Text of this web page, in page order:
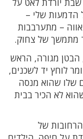
שבת יורדת לאט על
הדמעות שלי –
– מתערבבות
מתמשך של צחוק.
הבטן מגורה, הראש
לוחץ יד לשכנים,
שלו שהוא מנסה
לא הכיר בבית
הרחובות של